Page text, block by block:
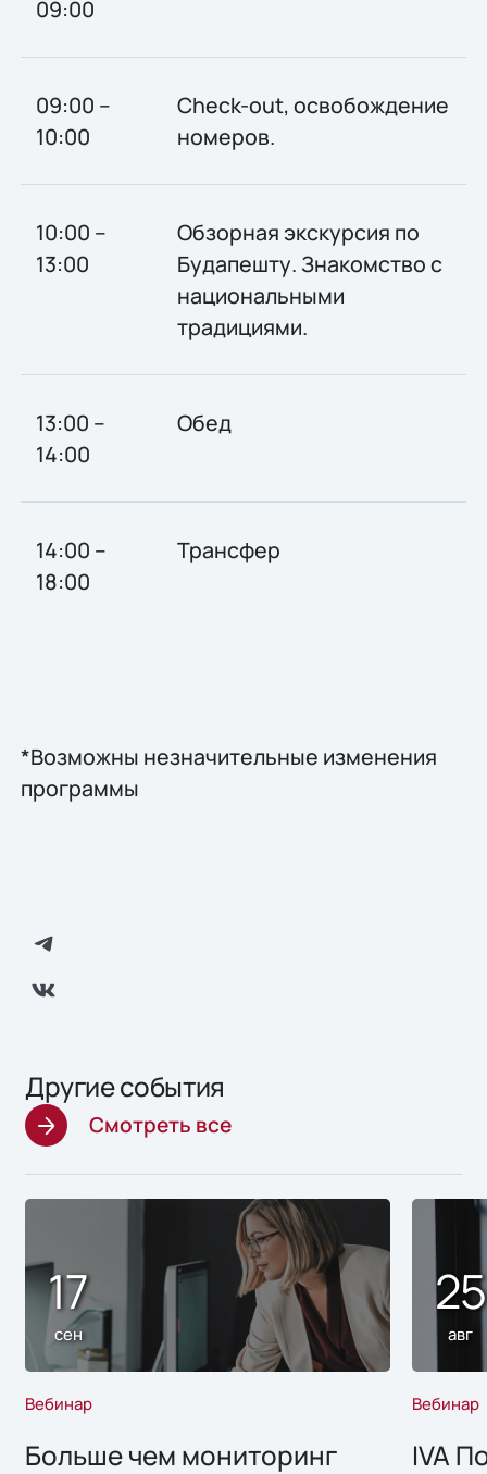
09:00
09:00 –
10:00
Check-out, освобождение
номеров.
10:00 –
13:00
Обзорная экскурсия по
Будапешту. Знакомство с
национальными
традициями.
13:00 –
14:00
Обед
14:00 –
18:00
Трансфер
*Возможны незначительные изменения
программы
Другие события
Смотреть все
17
сен
Вебинар
Больше чем мониторинг
25
авг
Вебинар
IVA